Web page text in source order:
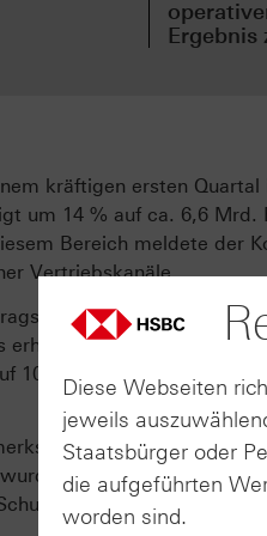
Ergebnis
kräftigen ersten
um 14 % auf ca. 6,6
Bereich meldete der
Vertriebskanäle.
zeigte sich eine
erhöhte sich um rund 16
10,7 % zulegte. Der
erhielt Adidas
sowohl der
als das leichteste und
Diese Webseiten
jeweils
Staatsbürger oder
die aufgeführten
worden sind.